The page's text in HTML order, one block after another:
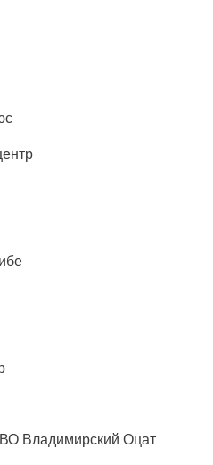
Владимирский Оцат